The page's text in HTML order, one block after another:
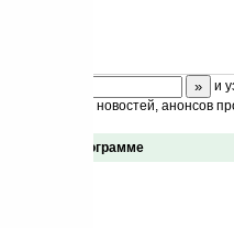
и
дайджест новостей, анонсов
Отзывы о программе